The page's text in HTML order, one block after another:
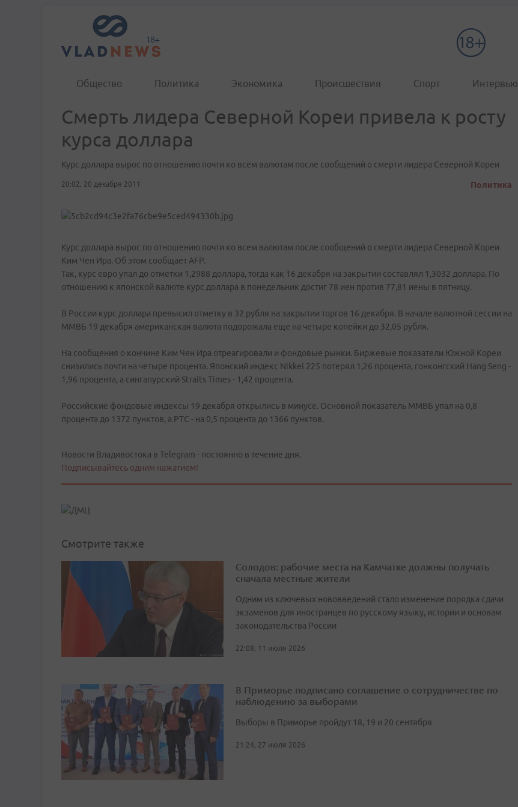
Общество Политика Экономика Происшествия Спорт Интервью
Смерть лидера Северной Кореи привела к росту
курса доллара
Курс доллара вырос по отношению почти ко всем валютам после сообщений о смерти лидера Северной Кореи
20:02, 20 декабря 2011 Политика
Курс доллара вырос по отношению почти ко всем валютам после сообщений о смерти лидера Северной Кореи
Ким Чен Ира. Об этом сообщает AFP.
Так, курс евро упал до отметки 1,2988 доллара, тогда как 16 декабря на закрытии составлял 1,3032 доллара. По
отношению к японской валюте курс доллара в понедельник достиг 78 иен против 77,81 иены в пятницу.
В России курс доллара превысил отметку в 32 рубля на закрытии торгов 16 декабря. В начале валютной сессии на
ММВБ 19 декабря американская валюта подорожала еще на четыре копейки до 32,05 рубля.
На сообщения о кончине Ким Чен Ира отреагировали и фондовые рынки. Биржевые показатели Южной Кореи
снизились почти на четыре процента. Японский индекс Nikkei 225 потерял 1,26 процента, гонконгский Hang Seng -
1,96 процента, а сингапурский Straits Times - 1,42 процента.
Российские фондовые индексы 19 декабря открылись в минусе. Основной показатель ММВБ упал на 0,8
процента до 1372 пунктов, а РТС - на 0,5 процента до 1366 пунктов.
Новости Владивостока в Telegram - постоянно в течение дня.
Подписывайтесь одним нажатием!
Смотрите также
Солодов: рабочие места на Камчатке должны получать
сначала местные жители
Одним из ключевых нововведений стало изменение порядка сдачи
экзаменов для иностранцев по русскому языку, истории и основам
законодательства России
22:08, 11 июля 2026
В Приморье подписано соглашение о сотрудничестве по
наблюдению за выборами
Выборы в Приморье пройдут 18, 19 и 20 сентября
21:24, 27 июля 2026